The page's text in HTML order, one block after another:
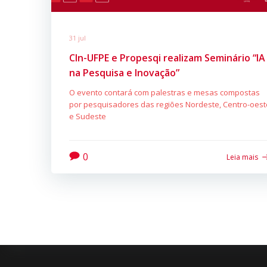
31 jul
CIn-UFPE e Propesqi realizam Seminário “IA
na Pesquisa e Inovação”
O evento contará com palestras e mesas compostas
por pesquisadores das regiões Nordeste, Centro-
e Sudeste
0 Leia mais